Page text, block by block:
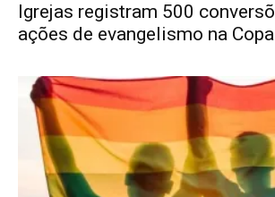
Igrejas registram 500
ações de evangelismo na